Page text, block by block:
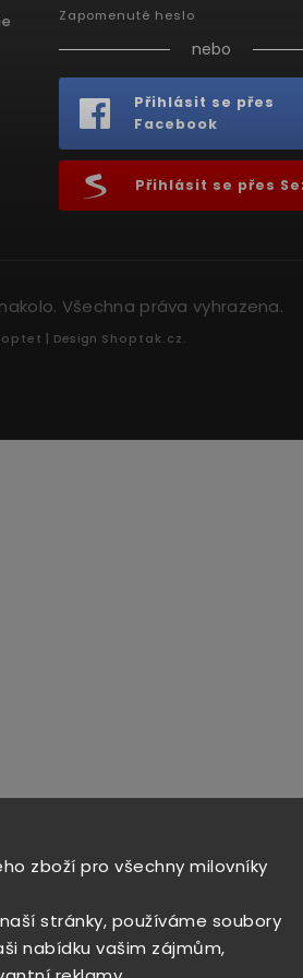
zboží pro všechny milovníky
stránky, používáme soubory
nabídku vašim zájmům,
Zapomenuté heslo
nebo
Přihlásit se přes
Facebook
Přihlásit se přes
. Všechna práva vyhrazena.
| Design Shoptak.cz.